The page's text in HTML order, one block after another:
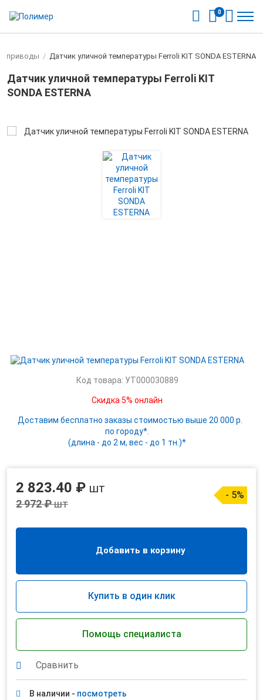
0
/ Датчик уличной температуры Ferroli KIT SONDA ESTERNA
Датчик уличной температуры Ferroli KIT
SONDA ESTERNA
Код товара: УТ000030889
Скидка 5% онлайн
Доставим бесплатно заказы стоимостью выше 20 000 р.
по городу*.
(длина - до 2 м, вес - до 1 тн.)*
2 823.40 ₽ шт
2 972 ₽шт
- 5%
Добавить в корзину
Купить в один клик
Помощь специалиста
Сравнить
В наличии - посмотреть